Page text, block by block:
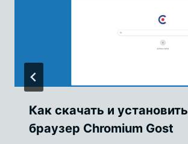
Как скачать и установить
браузер Chromium Gost